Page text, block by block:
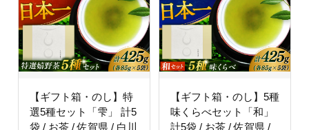
【ギフト箱・のし】特
選5種セット「雫」 計5
袋 / お茶 / 佐賀県 / 白川
【ギフト箱・のし】5種
味くらべセット「和」
計5袋 / お茶 / 佐賀県 /